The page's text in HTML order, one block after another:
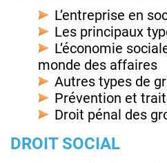
L’entreprise en
Les principaux
L’économie
monde des affaires
Autres types de
Prévention et
Droit pénal des
DROIT SOCIAL